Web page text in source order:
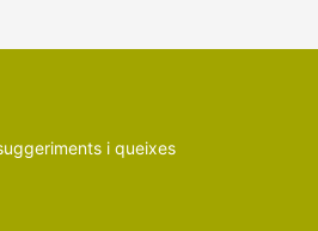
i queixes